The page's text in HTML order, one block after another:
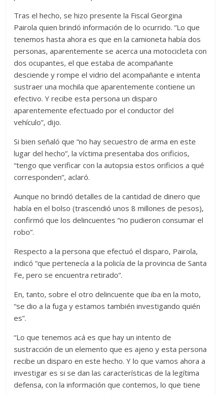
Tras el hecho, se hizo presente la Fiscal Georgina
Pairola quien brindó información de lo ocurrido. “Lo que
tenemos hasta ahora es que en la camioneta había dos
personas, aparentemente se acerca una motocicleta con
dos ocupantes, el que estaba de acompañante
desciende y rompe el vidrio del acompañante e intenta
sustraer una mochila que aparentemente contiene un
efectivo. Y recibe esta persona un disparo
aparentemente efectuado por el conductor del
vehículo”, dijo.
Si bien señaló que “no hay secuestro de arma en este
lugar del hecho”, la víctima presentaba dos orificios,
“tengo que verificar con la autopsia estos orificios a qué
corresponden”, aclaró.
Aunque no brindó detalles de la cantidad de dinero que
había en el bolso (trascendió unos 8 millones de pesos),
confirmó que los delincuentes “no pudieron consumar el
robo”.
Respecto a la persona que efectuó el disparo, Pairola,
indicó “que pertenecía a la policía de la provincia de Santa
Fe, pero se encuentra retirado”.
En, tanto, sobre el otro delincuente que iba en la moto,
“se dio a la fuga y estamos también investigando quién
es”.
“Lo que tenemos acá es que hay un intento de
sustracción de un elemento que es ajeno y esta persona
recibe un disparo en este hecho. Y lo que vamos ahora a
investigar es si se dan las características de la legítima
defensa, con la información que contemos, lo que tiene